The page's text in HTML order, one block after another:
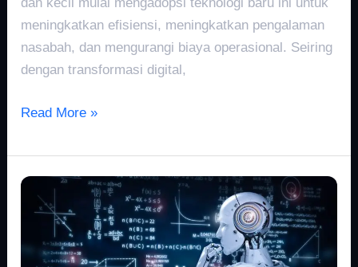
meningkatkan efisiensi, meningkatkan pengalaman
nasabah, dan mengurangi biaya operasional. Seiring
dengan transformasi digital,
Read More »
AI
dalam
Pendidikan
2022: